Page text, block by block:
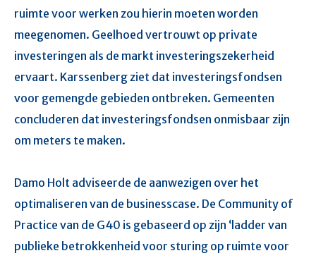
ruimte voor werken zou hierin moeten worden
meegenomen. Geelhoed vertrouwt op private
investeringen als de markt investeringszekerheid
ervaart. Karssenberg ziet dat investeringsfondsen
voor gemengde gebieden ontbreken. Gemeenten
concluderen dat investeringsfondsen onmisbaar zijn
om meters te maken.
Damo Holt adviseerde de aanwezigen over het
optimaliseren van de businesscase. De Community of
Practice van de G40 is gebaseerd op zijn ‘ladder van
publieke betrokkenheid voor sturing op ruimte voor